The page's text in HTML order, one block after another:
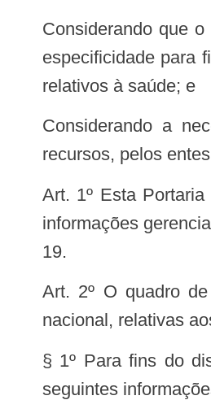
Considerando que o Siops constitui relevante ferramenta de planejamento, gestão e controle social do SUS, bem como a sua
especificidade para
relativos à saúde; e
Considerando a necessidade de criação de instrumentos excepcionais para o devido acompanhamento da aplicação de
recursos, pelos
Art. 1º Esta Portaria institui, no âmbito do Sistema de Informações sobre Orçamentos Públicos de Saúde – Siops, quadro de
informações
19.
Art. 2º O quadro de informações gerenciais de que trata esta Portaria tem por objetivo consolidar as informações, a nível
nacional, relativas
§ 1º Para fins do
seguintes